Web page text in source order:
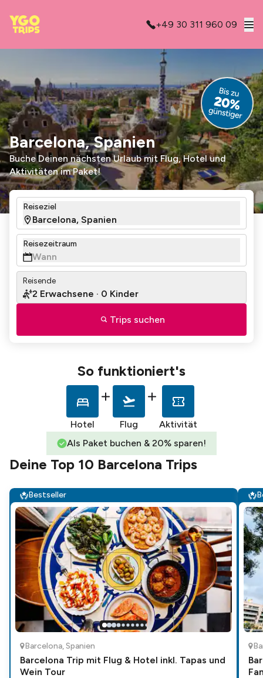
+49 30 311 960 09
Barcelona, Spanien
Buche Deinen nächsten Urlaub mit Flug, Hotel und
Aktivitäten im Paket!
Reiseziel
Reisezeitraum
Reisende
2 Erwachsene · 0 Kinder
Trips suchen
So funktioniert's
Hotel Flug
Aktivität
Als Paket buchen & 20% sparen!
Deine Top 10 Barcelona Trips
Bestseller
Barcelona,Spanien
Barcelona Trip mit Flug & Hotel inkl. Tapas und
Wein Tour